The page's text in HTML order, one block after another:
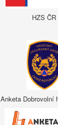
HZS ČR
Anketa Dobrovolní